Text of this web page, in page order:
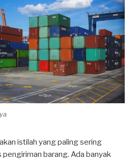
istilah yang paling sering
barang. Ada banyak